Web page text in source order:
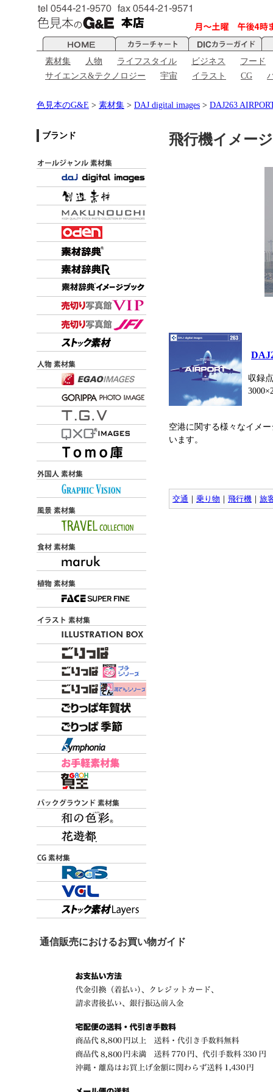
素材集 人物 ライフスタイル ビジネス
フード
サイエンス&テクノロジー
宇宙 イラスト CG
色見本のG&E > 素材集 > DAJ digital images > DAJ263
ブランド 飛行機イメー
収録
空港に関する様々なイメ
います。
交通 ｜ 乗り物 ｜ 飛行機 ｜ 旅
通信販売におけるお買い物ガイド